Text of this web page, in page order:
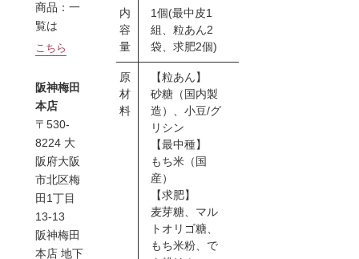
商品：一
覧は
こちら
阪神梅田
本店
〒530-
8224 大
阪府大阪
市北区梅
田1丁目
13-13
阪神梅田
本店 地下
内
容
量
1個(最中皮1
組、粒あん2
袋、求肥2個)
原
材
料
【粒あん】
砂糖（国内製
造）、小豆/グ
リシン
【最中種】
もち米（国
産）
【求肥】
麦芽糖、マル
トオリゴ糖、
もち米粉、で